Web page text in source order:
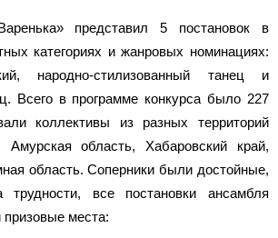
представил 5 постановок в
категориях и жанровых номинациях:
народно-стилизованный танец и
Всего в программе конкурса было 227
коллективы из разных территорий
Амурская область, Хабаровский край,
область. Соперники были достойные,
все постановки ансамбля
призовые места: